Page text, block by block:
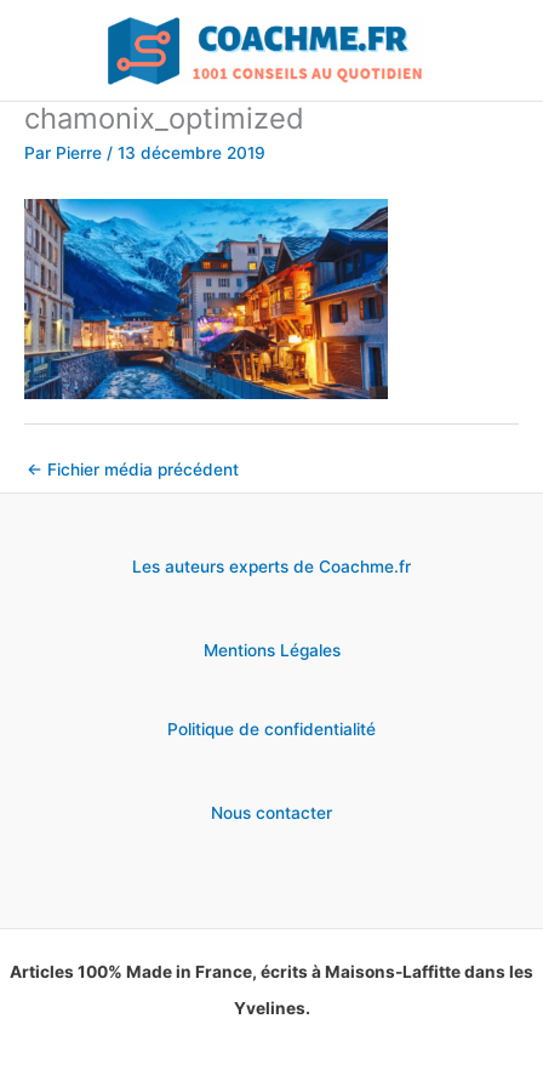
chamonix_optimized
Par Pierre / 13 décembre 2019
← Fichier média précédent
Les auteurs experts de Coachme.fr
Mentions Légales
Politique de confidentialité
Nous contacter
Articles 100% Made in France, écrits à Maisons-Laffitte dans les
Yvelines.